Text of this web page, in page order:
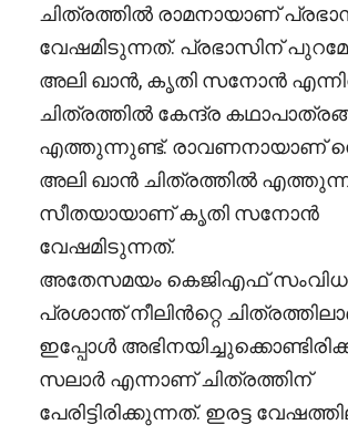
ചിത്രത്തിൽ രാമനായാണ്
വേഷമിടുന്നത്. പ്രഭാസിന്
അലി ഖാൻ, കൃതി സനോൻ
ചിത്രത്തിൽ കേന്ദ്ര
എത്തുന്നുണ്ട്. രാവണനായാണ്
അലി ഖാൻ ചിത്രത്തിൽ
സീതയായാണ് കൃതി സനോൻ
വേഷമിടുന്നത്.
അതേസമയം കെജിഎഫ്
പ്രശാന്ത് നീലിൻറ്റെ
ഇപ്പോൾ
സലാർ എന്നാണ് ചിത്രത്തിന്
പേരിട്ടിരിക്കുന്നത്. ഇരട്ട